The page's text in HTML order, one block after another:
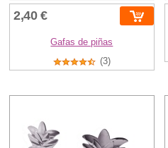
2,40 €
Gafas de piñas
(3)